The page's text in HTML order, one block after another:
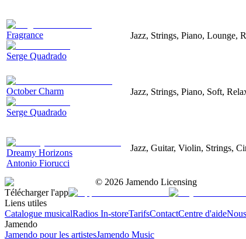
Fragrance
Serge Quadrado
Jazz, Strings, Piano, Lounge,
October Charm
Serge Quadrado
Jazz, Strings, Piano, Soft,
Dreamy Horizons
Antonio Fiorucci
Jazz, Guitar, Violin, Strings,
© 2026 Jamendo Licensing
Télécharger l'app
Liens utiles
Catalogue musicalRadios In-storeTarifsContactCentre d'aide
Jamendo
Jamendo pour les artistesJamendo Music